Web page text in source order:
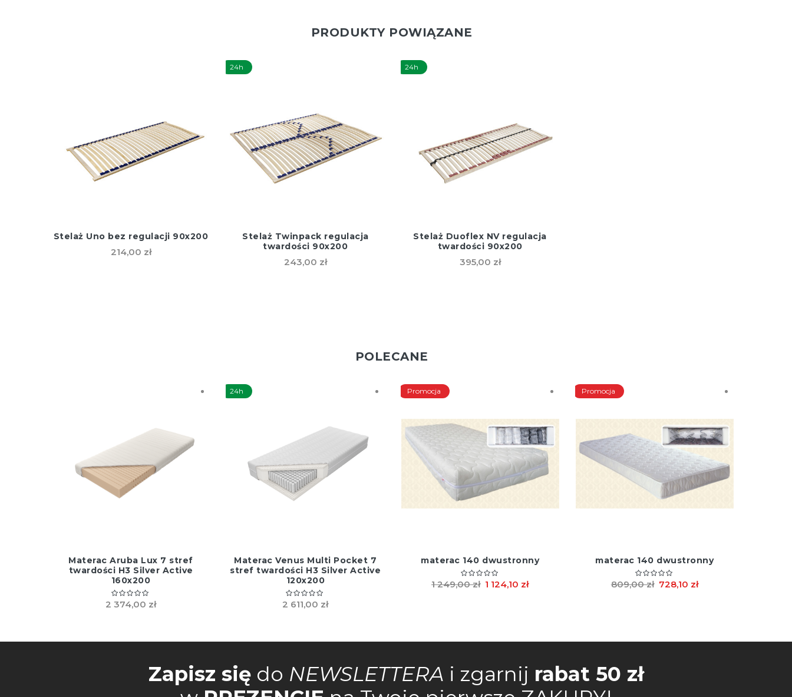
PRODUKTY POWIĄZANE
Stelaż Uno bez regulacji 90x200
214,00 zł
24h
Stelaż Twinpack regulacja
twardości 90x200
243,00 zł
24h
Stelaż Duoflex NV regulacja
twardości 90x200
395,00 zł
POLECANE
Materac Aruba Lux 7 stref
twardości H3 Silver Active
160x200
2 374,00 zł
24h
Materac Venus Multi Pocket 7
stref twardości H3 Silver Active
120x200
2 611,00 zł
Promocja
materac 140 dwustronny
1 124,10 zł
1 249,00 zł
Promocja
materac 140 dwustronny
728,10 zł
809,00 zł
Zapisz się do NEWSLETTERA i zgarnij rabat 50 zł